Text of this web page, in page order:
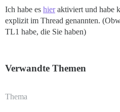
Ich habe es hieraktiviert und habe
explizit im Thread genannten.
TL1 habe, die Sie haben)
Verwandte Themen
Thema